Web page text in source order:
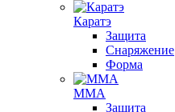
Каратэ
Защита
Снаряжение
Форма
ММА
Защита